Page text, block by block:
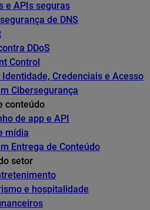
e APIs seguras
de DNS
DDoS
Control
Identidade, Credenciais e Acesso
Cibersegurança
conteúdo
de app e API
mídia
Entrega de Conteúdo
setor
e hospitalidade